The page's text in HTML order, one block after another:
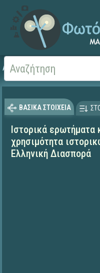
Αρχική
ΒΑΣΙΚΑ ΣΤΟΙΧΕΙΑ
Ιστορικά ερωτήματα
χρησιμότητα
Ελληνική Διασπορά